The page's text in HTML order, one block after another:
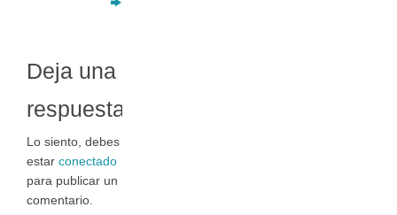
Deja una
respuesta
Lo siento, debes
estar conectado
para publicar un
comentario.